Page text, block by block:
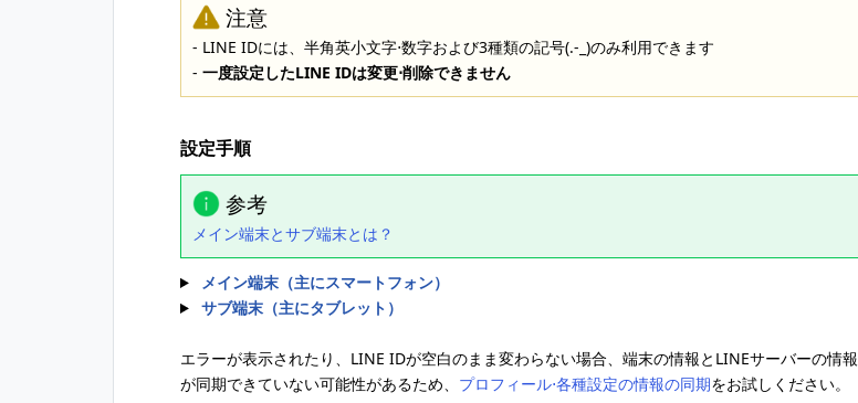
注意
- LINE IDには、半角英小文字⋅数字および3種類の記号(.-_)のみ利用できます
- 一度設定したLINE IDは変更⋅削除できません
設定手順
参考
メイン端末とサブ端末とは？
メイン端末（主にスマートフォン）
サブ端末（主にタブレット）
エラーが表示されたり、LINE IDが空白のまま変わらない場合、端末の情報とLINEサーバーの情報
が同期できていない可能性があるため、 プロフィール⋅各種設定の情報の同期をお試しください。